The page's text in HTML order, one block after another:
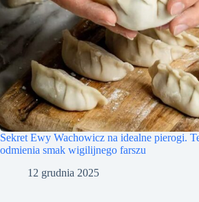
Sekret Ewy Wachowicz na idealne pierogi.
odmienia smak wigilijnego farszu
12 grudnia 2025